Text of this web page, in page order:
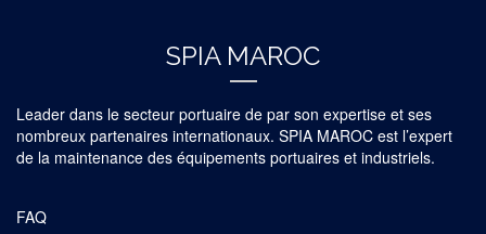
SPIA MAROC
Leader dans le secteur portuaire de par son expertise et ses
nombreux partenaires internationaux. SPIA MAROC est l’expert
de la maintenance des équipements portuaires et industriels.
FAQ